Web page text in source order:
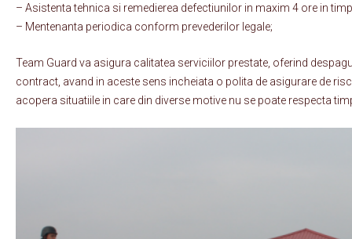
– Asistenta tehnica si remedierea defectiunilor in maxim 4 ore in
– Mentenanta periodica conform prevederilor legale;
Team Guard va asigura calitatea serviciilor prestate, oferind
contract, avand in aceste sens incheiata o polita de asigurare de
acopera situatiile in care din diverse motive nu se poate respecta